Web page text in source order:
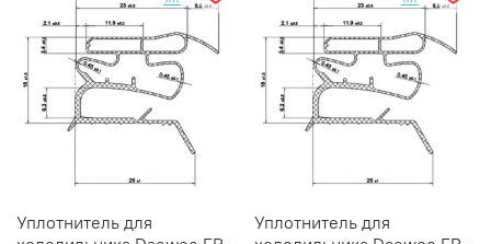
Уплотнитель для
Уплотнитель для